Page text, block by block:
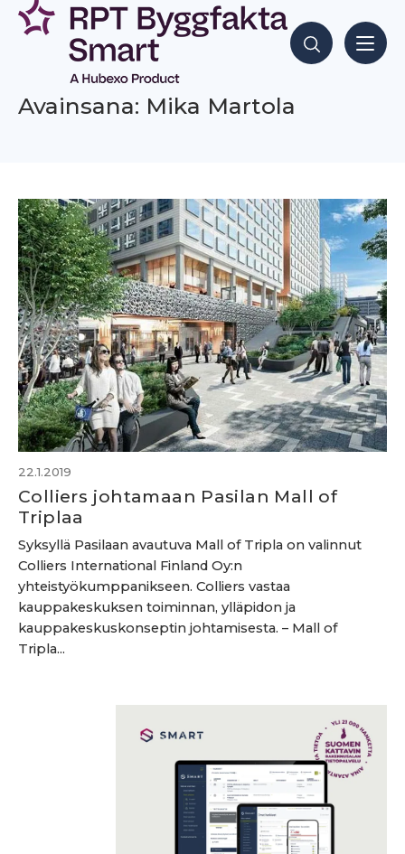
Siirry
sisältöön
Hae sisältöjä
Avainsana: Mika Martola
22.1.2019
Colliers johtamaan Pasilan Mall of
Triplaa
Syksyllä Pasilaan avautuva Mall of Tripla on valinnut
Colliers International Finland Oy:n
yhteistyökumppanikseen. Colliers vastaa
kauppakeskuksen toiminnan, ylläpidon ja
kauppakeskuskonseptin johtamisesta. – Mall of
Tripla...